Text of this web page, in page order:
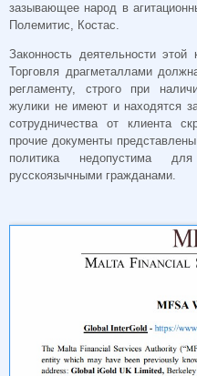
зазывающее народ в
Полемитис, Костас.
Законность деятельности
Торговля драгметаллами
регламенту, строго при
жулики не имеют и находятся
сотрудничества от клиента
прочие документы
политика недопустима
русскоязычными гражданами.